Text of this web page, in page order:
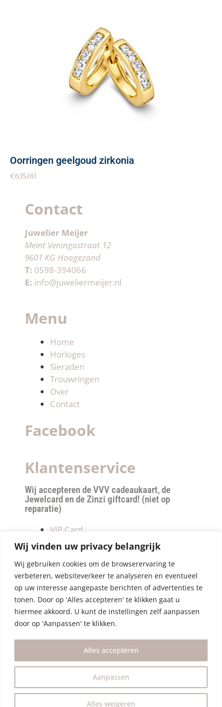
Wij vinden uw privacy belangrijk
Wij gebruiken cookies om de browserervaring te
verbeteren, websiteverkeer te analyseren en eventueel
op uw interesse aangepaste berichten of advertenties te
tonen. Door op 'Alles accepteren' te klikken gaat u
hiermee akkoord. U kunt de instellingen zelf aanpassen
door op 'Aanpassen' te klikken.
Aanpassen
Alles weigeren
Alles accepteren
Oorringen geelgoud zirkonia
€635.00
Contact
Juwelier Meijer
Meint Veningastraat 12
9601 KG Hoogezand
T: 0598-394066
E: info@juweliermeijer.nl
Menu
Home
Horloges
Sieraden
Trouwringen
Over
Contact
Facebook
Klantenservice
Wij accepteren de VVV cadeaukaart, de
Jewelcard en de Zinzi giftcard! (niet op
reparatie)
VIP Card
Retourneren
Betalen & verzendkosten
Privacy Policy
Algemene Voorwaarden